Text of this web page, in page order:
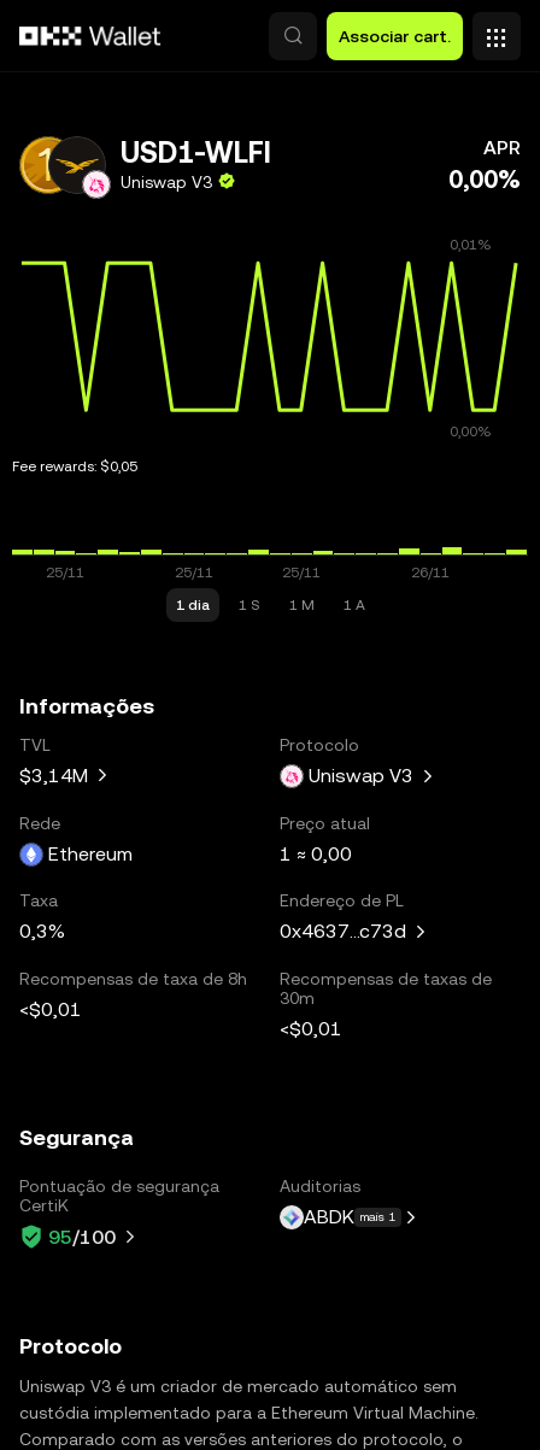
Associar cart.
USD1-WLFI
Uniswap V3
APR
0,00%
Fee rewards: $0,05
1 dia 1 S 1 M 1 A
Informações
TVL
$3,14M
Protocolo
Uniswap V3
Rede
Ethereum
Preço atual
1 ≈ 0,00
Taxa
0,3%
Endereço de PL
0x4637...c73d
Recompensas de taxa de 8h
<$0,01
Recompensas de taxas de
30m
<$0,01
Segurança
Pontuação de segurança
CertiK
95/100
Auditorias
ABDK mais 1
Protocolo
Uniswap V3 é um criador de mercado automático sem
custódia implementado para a Ethereum Virtual Machine.
Comparado com as versões anteriores do protocolo, o